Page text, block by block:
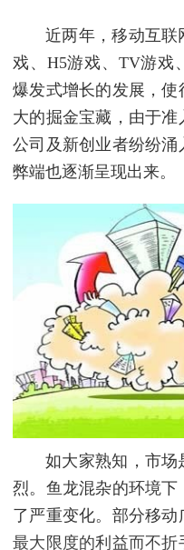
近两年，移动互联
戏、H5游戏、TV游戏
爆发式增长的发展，
大的掘金宝藏，由于
公司及新创业者纷纷涌
弊端也逐渐呈现出来。
如大家熟知，市场
烈。鱼龙混杂的环境
了严重变化。部分移
最大限度的利益而不